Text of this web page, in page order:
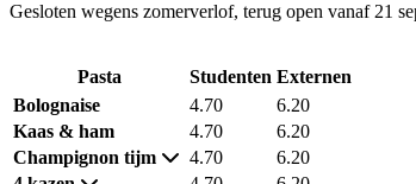
Gesloten wegens zomerverlof, terug open vanaf 21
Menu Italian Corner - pasta.
Pasta Studenten Externen
Bolognaise
4.70
6.20
Kaas & ham
4.70
6.20
Champignon tijm
4.70
6.20